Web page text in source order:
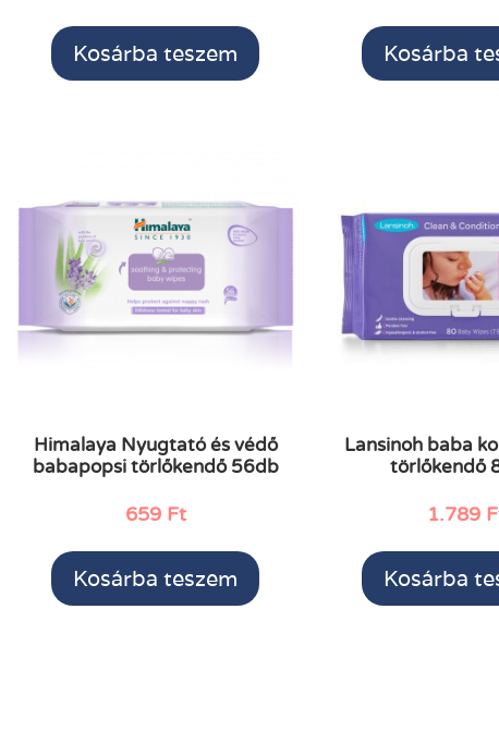
Kosárba teszem Kosárba
Himalaya Nyugtató és védő
babapopsi törlőkendő 56db
659 Ft
Kosárba teszem
Lansinoh baba
törlőkendő
1.789
Kosárba